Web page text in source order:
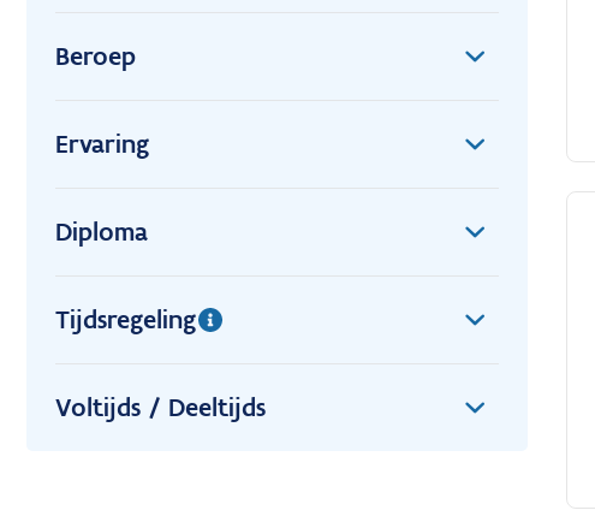
Beroep
Ervaring
Diploma
Tijdsregeling
Voltijds / Deeltijds